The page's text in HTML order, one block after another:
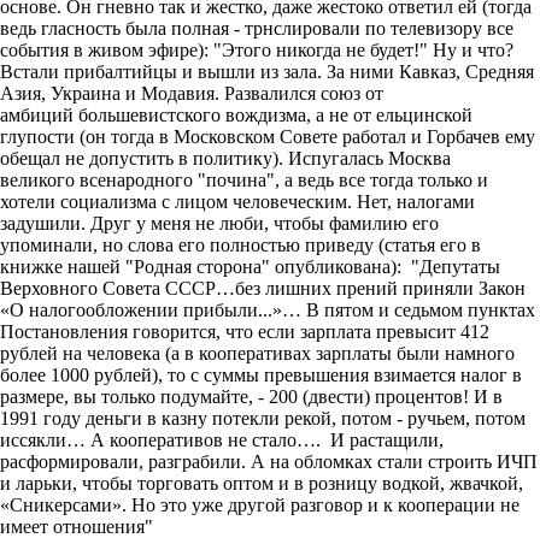
основе. Он гневно так и жестко, даже жестоко ответил ей (тогда
ведь гласность была полная - трнслировали по телевизору все
события в живом эфире): "Этого никогда не будет!" Ну и что?
Встали прибалтийцы и вышли из зала. За ними Кавказ, Средняя
Азия, Украина и Модавия. Развалился союз от
амбиций большевистского вождизма, а не от ельцинской
глупости (он тогда в Московском Совете работал и Горбачев ему
обещал не допустить в политику). Испугалась Москва
великого всенародного "почина", а ведь все тогда только и
хотели социализма с лицом человеческим. Нет, налогами
задушили. Друг у меня не люби, чтобы фамилию его
упоминали, но слова его полностью приведу (статья его в
книжке нашей "Родная сторона" опубликована): "Депутаты
Верховного Совета СССР…без лишних прений приняли Закон
«О налогообложении прибыли...»… В пятом и седьмом пунктах
Постановления говорится, что если зарплата превысит 412
рублей на человека (а в кооперативах зарплаты были намного
более 1000 рублей), то с суммы превышения взимается налог в
размере, вы только подумайте, - 200 (двести) процентов! И в
1991 году деньги в казну потекли рекой, потом - ручьем, потом
иссякли… А кооперативов не стало…. И растащили,
расформировали, разграбили. А на обломках стали строить ИЧП
и ларьки, чтобы торговать оптом и в розницу водкой, жвачкой,
«Сникерсами». Но это уже другой разговор и к кооперации не
имеет отношения"